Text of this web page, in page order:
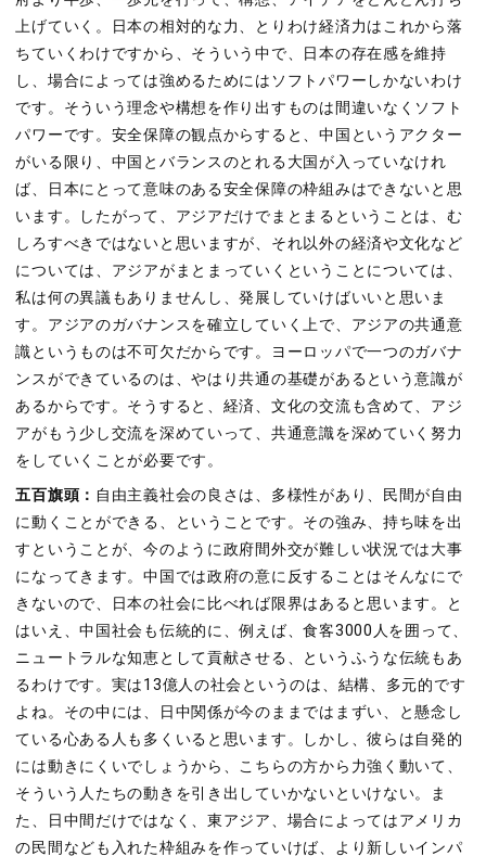
上げていく。日本の相対的な力、とりわけ経済力はこれから落
ちていくわけですから、そういう中で、日本の存在感を維持
し、場合によっては強めるためにはソフトパワーしかないわけ
です。そういう理念や構想を作り出すものは間違いなくソフト
パワーです。安全保障の観点からすると、中国というアクター
がいる限り、中国とバランスのとれる大国が入っていなけれ
ば、日本にとって意味のある安全保障の枠組みはできないと思
います。したがって、アジアだけでまとまるということは、む
しろすべきではないと思いますが、それ以外の経済や文化など
については、アジアがまとまっていくということについては、
私は何の異議もありませんし、発展していけばいいと思いま
す。アジアのガバナンスを確立していく上で、アジアの共通意
識というものは不可欠だからです。ヨーロッパで一つのガバナ
ンスができているのは、やはり共通の基礎があるという意識が
あるからです。そうすると、経済、文化の交流も含めて、アジ
アがもう少し交流を深めていって、共通意識を深めていく努力
をしていくことが必要です。
五百旗頭： 自由主義社会の良さは、多様性があり、民間が自由
に動くことができる、ということです。その強み、持ち味を出
すということが、今のように政府間外交が難しい状況では大事
になってきます。中国では政府の意に反することはそんなにで
きないので、日本の社会に比べれば限界はあると思います。と
はいえ、中国社会も伝統的に、例えば、食客3000人を囲って、
ニュートラルな知恵として貢献させる、というふうな伝統もあ
るわけです。実は13億人の社会というのは、結構、多元的です
よね。その中には、日中関係が今のままではまずい、と懸念し
ている心ある人も多くいると思います。しかし、彼らは自発的
には動きにくいでしょうから、こちらの方から力強く動いて、
そういう人たちの動きを引き出していかないといけない。ま
た、日中間だけではなく、東アジア、場合によってはアメリカ
の民間なども入れた枠組みを作っていけば、より新しいインパ